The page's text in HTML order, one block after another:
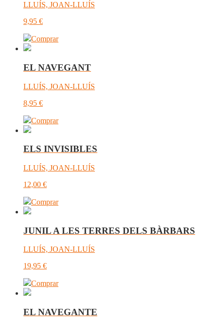
LLUÍS, JOAN-LLUÍS
9,95 €
Comprar
EL NAVEGANT
LLUÍS, JOAN-LLUÍS
8,95 €
Comprar
ELS INVISIBLES
LLUÍS, JOAN-LLUÍS
12,00 €
Comprar
JUNIL A LES TERRES DELS BÀRBARS
LLUÍS, JOAN-LLUÍS
19,95 €
Comprar
EL NAVEGANTE